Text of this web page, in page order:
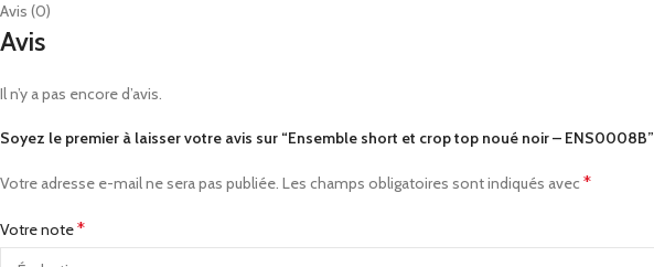
Avis (0)
Avis
Il n’y a pas encore d’avis.
Soyez le premier à laisser votre avis sur “Ensemble short et crop top noué noir – ENS0008B”
Votre adresse e-mail ne sera pas publiée. Les champs obligatoires sont indiqués avec *
Votre note*